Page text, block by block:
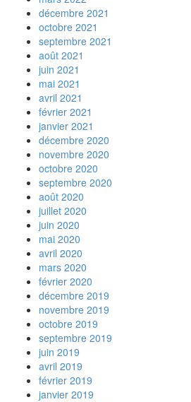
décembre 2021
octobre 2021
septembre 2021
août 2021
juin 2021
mai 2021
avril 2021
février 2021
janvier 2021
décembre 2020
novembre 2020
octobre 2020
septembre 2020
août 2020
juillet 2020
juin 2020
mai 2020
avril 2020
mars 2020
février 2020
décembre 2019
novembre 2019
octobre 2019
septembre 2019
juin 2019
avril 2019
février 2019
janvier 2019